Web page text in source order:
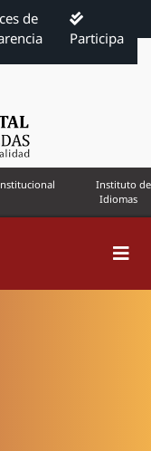
de
Participa
Instituto de
Idiomas